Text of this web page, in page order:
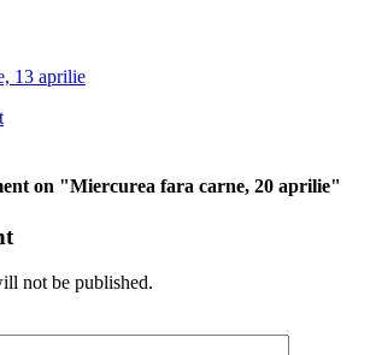
13 aprilie
on "Miercurea fara carne, 20 aprilie"
not be published.